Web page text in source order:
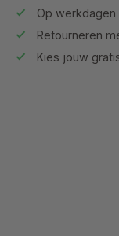
Op
Retourneren
Kies jouw